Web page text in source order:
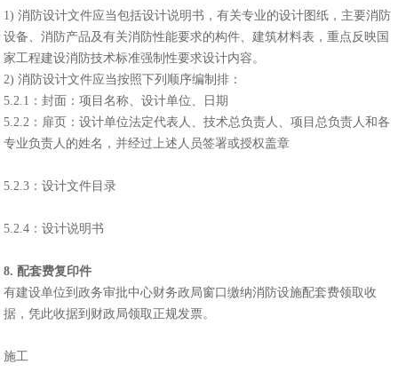
1) 消防设计文件应当包括设计说明书，有关专业的设计图纸，主要消防
设备、消防产品及有关消防性能要求的构件、建筑材料表，重点反映国
家工程建设消防技术标准强制性要求设计内容。
2) 消防设计文件应当按照下列顺序编制排：
5.2.1：封面：项目名称、设计单位、日期
5.2.2：扉页：设计单位法定代表人、技术总负责人、项目总负责人和各
专业负责人的姓名，并经过上述人员签署或授权盖章
5.2.3：设计文件目录
5.2.4：设计说明书
8. 配套费复印件
有建设单位到政务审批中心财务政局窗口缴纳消防设施配套费领取收
据，凭此收据到财政局领取正规发票。
施工